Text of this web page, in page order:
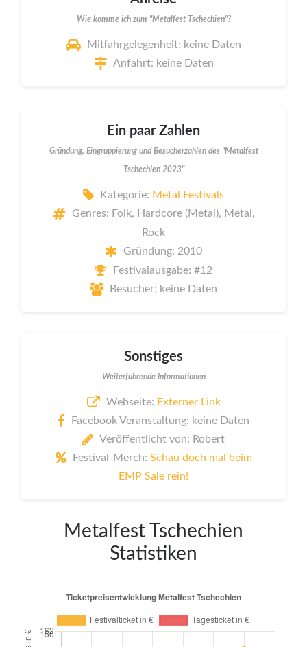
Wie komme ich zum "Metalfest Tschechien"?
Mitfahrgelegenheit: keine Daten
Anfahrt: keine Daten
Ein paar Zahlen
Gründung, Eingruppierung und Besucherzahlen des "Metalfest
Tschechien 2023"
Kategorie: Metal Festivals
Genres: Folk, Hardcore (Metal), Metal,
Rock
Gründung: 2010
Festivalausgabe: #12
Besucher: keine Daten
Sonstiges
Weiterführende Informationen
Webseite: Externer Link
Facebook Veranstaltung: keine Daten
Veröffentlicht von: Robert
Festival-Merch: Schau doch mal beim
EMP Sale rein!
Metalfest Tschechien
Statistiken